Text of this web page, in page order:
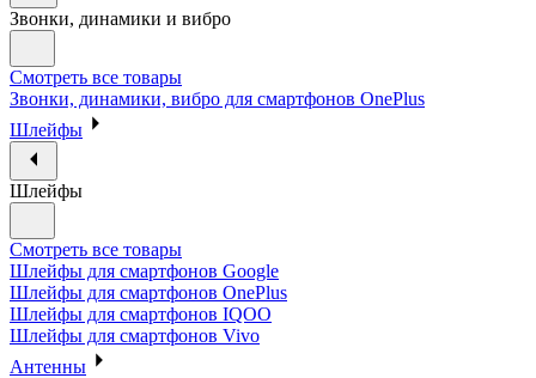
Звонки, динамики и вибро
Смотреть все товары
Звонки, динамики, вибро для смартфонов OnePlus
Шлейфы
Шлейфы
Смотреть все товары
Шлейфы для смартфонов Google
Шлейфы для смартфонов OnePlus
Шлейфы для смартфонов IQOO
Шлейфы для смартфонов Vivo
Антенны